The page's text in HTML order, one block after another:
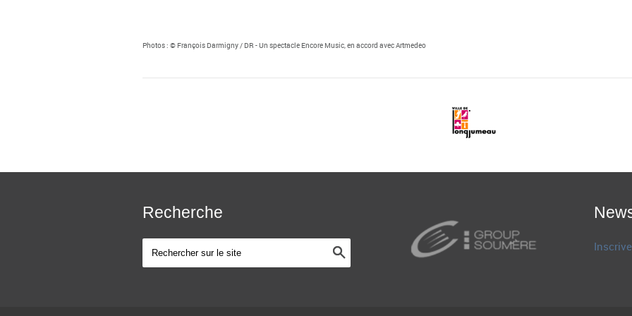
Photos : © François Darmigny / DR - Un spectacle Encore Music, en accord avec Artmedeo
Recherche